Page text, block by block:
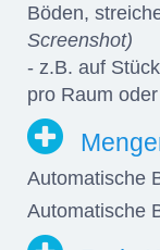
Böden,
Screenshot)
- z.B. auf
pro Raum
Automatische
Automatische